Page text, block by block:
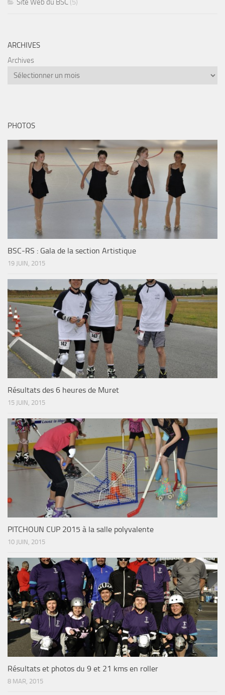
Site Web du BSC (5)
ARCHIVES
Archives
PHOTOS
BSC-RS : Gala de la section Artistique
19 JUIN, 2015
Résultats des 6 heures de Muret
15 JUIN, 2015
PITCHOUN CUP 2015 à la salle polyvalente
10 JUIN, 2015
Résultats et photos du 9 et 21 kms en roller
8 MAR, 2015